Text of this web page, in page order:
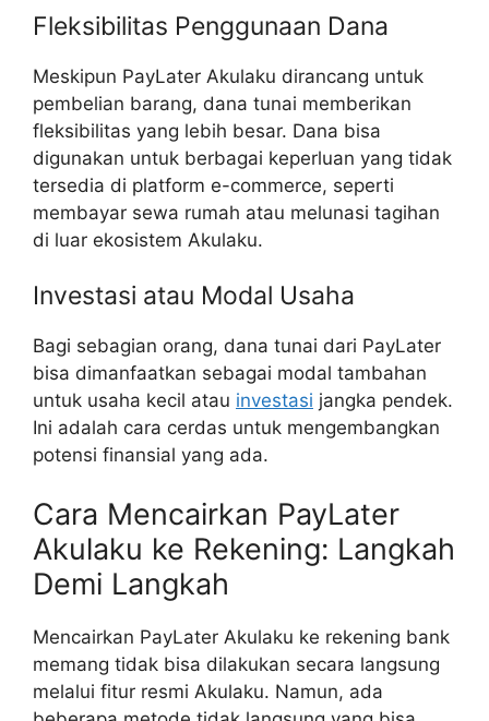
Fleksibilitas Penggunaan Dana
Meskipun PayLater Akulaku dirancang untuk
pembelian barang, dana tunai memberikan
fleksibilitas yang lebih besar. Dana bisa
digunakan untuk berbagai keperluan yang tidak
tersedia di platform e-commerce, seperti
membayar sewa rumah atau melunasi tagihan
di luar ekosistem Akulaku.
Investasi atau Modal Usaha
Bagi sebagian orang, dana tunai dari PayLater
bisa dimanfaatkan sebagai modal tambahan
untuk usaha kecil atau investasi jangka pendek.
Ini adalah cara cerdas untuk mengembangkan
potensi finansial yang ada.
Cara Mencairkan PayLater
Akulaku ke Rekening: Langkah
Demi Langkah
Mencairkan PayLater Akulaku ke rekening bank
memang tidak bisa dilakukan secara langsung
melalui fitur resmi Akulaku. Namun, ada